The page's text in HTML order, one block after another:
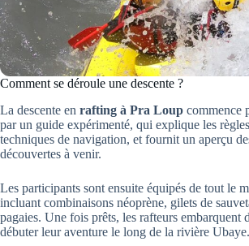
Comment se déroule une descente ?
La descente en rafting à Pra Loup commence
par un guide expérimenté, qui explique les
techniques de navigation, et fournit un aperçu
découvertes à venir.
Les participants sont ensuite équipés de tout le
incluant combinaisons néoprène, gilets de
pagaies. Une fois prêts, les rafteurs embarquent
débuter leur aventure le long de la rivière Ubaye.